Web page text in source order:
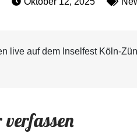
live auf dem Inselfest Köln-